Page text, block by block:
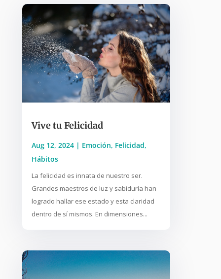
Vive tu Felicidad
Aug 12, 2024| Emoción, Felicidad,
Hábitos
La felicidad es innata de nuestro ser.
Grandes maestros de luz y sabiduría han
logrado hallar ese estado y esta claridad
dentro de sí mismos. En dimensiones...